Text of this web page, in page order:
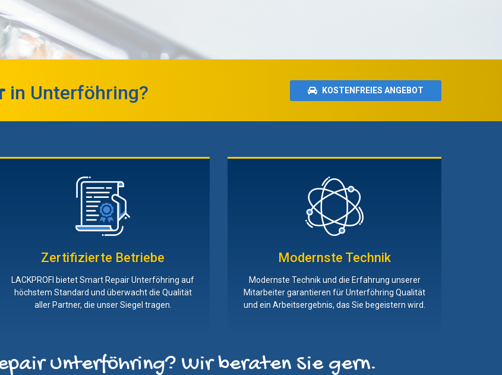
in Unterföhring? KOSTENFREIES ANGEBOT
Zertifizierte Betriebe
LACKPROFI bietet Smart Repair Unterföhring auf
höchstem Standard und überwacht die Qualität
aller Partner, die unser Siegel tragen.
Modernste Technik
Modernste Technik und die Erfahrung unserer
Mitarbeiter garantieren für Unterföhring Qualität
und ein Arbeitsergebnis, das Sie begeistern wird.
Unterföhring? Wir beraten Sie gern.